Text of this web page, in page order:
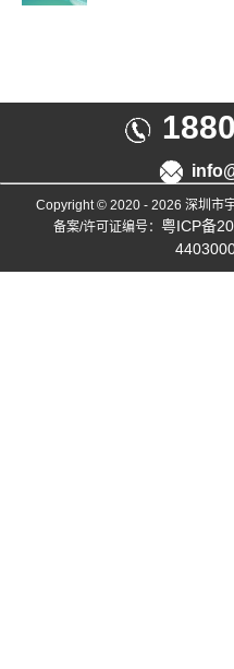
Copyright © 2020 - 2026 深圳市
备案/许可证编号： 粤ICP备